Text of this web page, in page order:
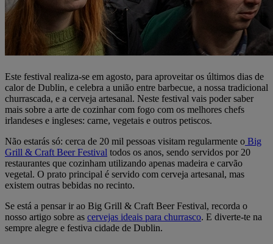
Este festival realiza-se em agosto, para aproveitar os últimos dias de
calor de Dublin, e celebra a união entre barbecue, a nossa tradicional
churrascada, e a cerveja artesanal. Neste festival vais poder saber
mais sobre a arte de cozinhar com fogo com os melhores chefs
irlandeses e ingleses: carne, vegetais e outros petiscos.
Não estarás só: cerca de 20 mil pessoas visitam regularmente o Big
Grill & Craft Beer Festival todos os anos, sendo servidos por 20
restaurantes que cozinham utilizando apenas madeira e carvão
vegetal. O prato principal é servido com cerveja artesanal, mas
existem outras bebidas no recinto.
Se está a pensar ir ao Big Grill & Craft Beer Festival, recorda o
nosso artigo sobre as cervejas ideais para churrasco. E diverte-te na
sempre alegre e festiva cidade de Dublin.